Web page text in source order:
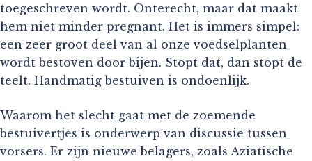
toegeschreven wordt. Onterecht, maar dat maakt
hem niet minder pregnant. Het is immers simpel:
een zeer groot deel van al onze voedselplanten
wordt bestoven door bijen. Stopt dat, dan stopt de
teelt. Handmatig bestuiven is ondoenlijk.
Waarom het slecht gaat met de zoemende
bestuivertjes is onderwerp van discussie tussen
vorsers. Er zijn nieuwe belagers, zoals Aziatische